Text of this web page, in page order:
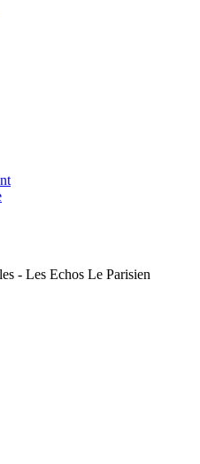
- Les Echos Le Parisien